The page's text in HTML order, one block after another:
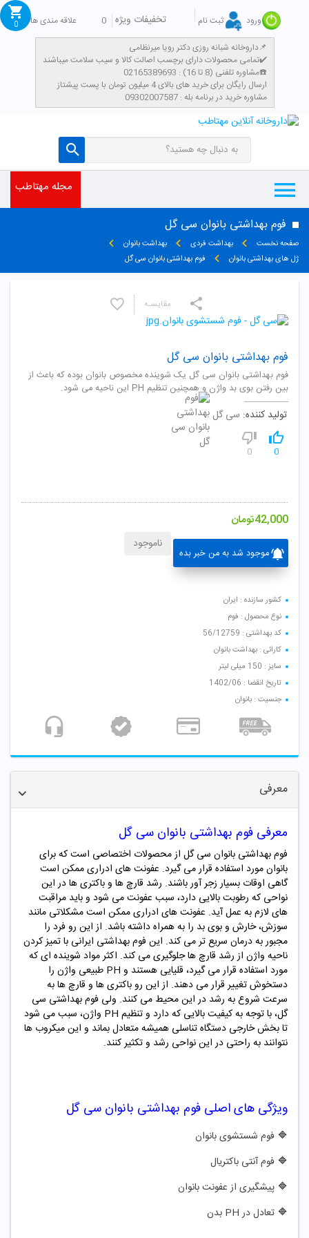
ورود ثبت نام تخفیفات ویژه 0
علاقه مندی ها
داروخانه شبانه روزی دکتر رویا میرنظامی📌
تمامی محصولات دارای برچسب اصالت کالا و سیب سلامت میباشند✔️
مشاوره تلفنی (8 تا 16) : 02165389693☎️
​ارسال رایگان برای خرید های بالای 4 میلیون تومان با پست پیشتاز
مشاوره خرید در برنامه بله : 09302007587
0
مجله مهتاطب
فوم بهداشتی بانوان سی گل
صفحه نخست بهداشت فردی
بهداشت بانوان
ژل های بهداشتی بانوان
فوم بهداشتی بانوان سی گل
فوم بهداشتی بانوان سی گل
فوم بهداشتی بانوان سی گل یک شوینده مخصوص بانوان بوده که باعث از
بین رفتن بوی بد واژن و همچنین تنظیم PH این ناحیه می شود.
تولید کننده: سی گل
0
0
42,000تومان
موجود شد به من خبر بده
ناموجود
مقایسـه
کشور سازنده : ایران
نوع محصول : فوم
کد بهداشتی : 56/12759
کارائی : بهداشت بانوان
سایز : 150 میلی لیتر
تاریخ انقضا : 1402/06
جنسیت : بانوان
معرفی
معرفی فوم بهداشتی بانوان سی گل
فوم بهداشتی بانوان سی گل از محصولات اختصاصی است که برای
بانوان مورد استفاده قرار می گیرد. عفونت های ادراری ممکن است
گاهی اوقات بسیار زجر آور باشند. رشد قارچ ها و باکتری ها در این
نواحی که رطوبت بالایی دارد، سبب عفونت می شود و باید مراقبت
های لازم به عمل آید. عفونت های ادراری ممکن است مشکلاتی مانند
سوزش، خارش و بوی بد را به همراه داشته باشد. از این رو فرد را
مجبور به درمان سریع تر می کند. این فوم بهداشتی ایرانی با تمیز کردن
ناحیه واژن از رشد قارچ ها جلوگیری می کند. اکثر مواد شوینده ای که
مورد استفاده قرار می گیرد، قلیایی هستند و PH طبیعی واژن را
دستخوش تغییر قرار می دهند. از این رو باکتری ها و قارچ ها به
سرعت شروع به رشد در این محیط می کنند. ولی فوم بهداشتی سی
گل،
با توجه به کیفیت بالایی که دارد و تنظیم PH واژن، سبب می شود
تا بخش خارجی دستگاه تناسلی همیشه متعادل بماند و این میکروب ها
نتوانند به راحتی در این نواحی رشد و تکثیر کنند.
ویژگی های اصلی فوم بهداشتی بانوان سی گل
🔷 فوم شستشوی بانوان
🔷 فوم آنتی باکتریال
🔷 پیشگیری از عفونت بانوان
🔷 تعادل در PH بدن